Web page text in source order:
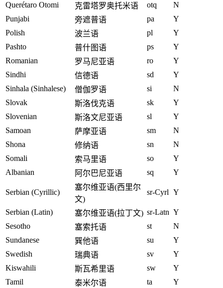
Querétaro Otomi
克雷塔罗奥托米语 otq
N
Punjabi
旁遮普语 pa
Y
Polish
波兰语 pl
Y
Pashto
普什图语 ps
Y
Romanian
罗马尼亚语 ro
Y
Sindhi
信德语 sd
Y
Sinhala (Sinhalese)
僧伽罗语 si
N
Slovak
斯洛伐克语 sk
Y
Slovenian
斯洛文尼亚语 sl
Y
Samoan
萨摩亚语 sm
N
Shona
修纳语 sn
N
Somali
索马里语 so
Y
Albanian
阿尔巴尼亚语 sq Y
Serbian (Cyrillic)
塞尔维亚语(西里尔
文)
sr-Cyrl Y
Serbian (Latin) 塞尔维亚语(拉丁文) sr-Latn Y
Sesotho
塞索托语 st
N
Sundanese
巽他语 su
Y
Swedish
瑞典语 sv
Y
Kiswahili
斯瓦希里语 sw
Y
Tamil
泰米尔语 ta
Y